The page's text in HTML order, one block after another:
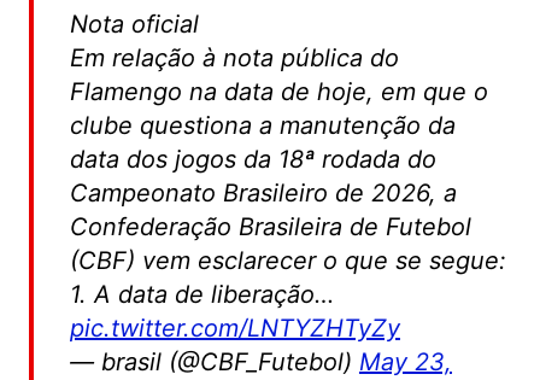
Nota oficial
Em relação à nota pública do
Flamengo na data de hoje, em que o
clube questiona a manutenção da
data dos jogos da 18ª rodada do
Campeonato Brasileiro de 2026, a
Confederação Brasileira de Futebol
(CBF) vem esclarecer o que se segue:
1. A data de liberação…
pic.twitter.com/LNTYZHTyZy
— brasil (@CBF_Futebol) May 23,